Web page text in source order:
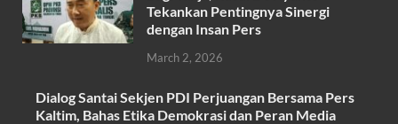
Tekankan Pentingnya Sinergi
dengan Insan Pers
March 2, 2026
Dialog Santai Sekjen PDI Perjuangan Bersama Pers
Kaltim, Bahas Etika Demokrasi dan Peran Media